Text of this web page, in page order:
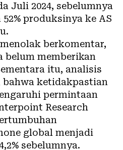
Juli 2024, sebelumnya
produksinya ke AS
berkomentar,
belum memberikan
itu, analisis
ketidakpastian
permintaan
Research
global menjadi
sebelumnya.